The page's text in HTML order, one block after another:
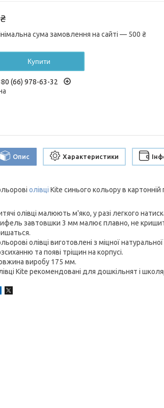
сума замовлення на сайті — 500 ₴
Купити
(66) 978-63-32
Опис Характеристики
олівці Kite синього кольору в картонній
олівці малюють м'яко, у разі легкого
завтовшки 3 мм малює плавно, не
олівці виготовлені з міцної
та появі тріщин на корпусі.
виробу 175 мм.
Kite рекомендовані для дошкільнят і